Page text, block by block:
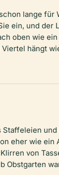
lange für
ein, und der
oben wie ein
hängt
eher wie ein
von
Obstgarten